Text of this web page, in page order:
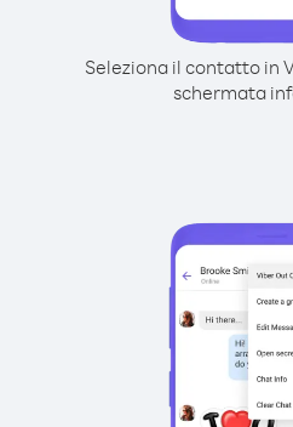
Seleziona il contatto in
schermata